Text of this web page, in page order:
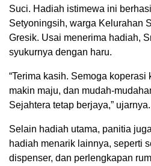
Suci. Hadiah istimewa ini
Setyoningsih, warga Kelurahan
Gresik. Usai menerima hadiah,
syukurnya dengan haru.
“Terima kasih. Semoga
makin maju, dan mudah-
Sejahtera tetap berjaya,” ujarnya.
Selain hadiah utama, panitia
hadiah menarik lainnya, seperti
dispenser, dan perlengkapan